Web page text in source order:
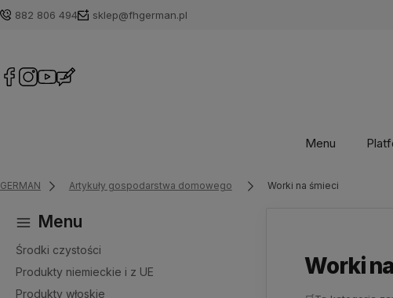
882 806 494 sklep@fhgerman.pl
Menu
GERMAN Artykuły gospodarstwa domowego Worki na śmieci
Menu
Środki czystości
Produkty niemieckie i z UE
Produkty włoskie
Worki